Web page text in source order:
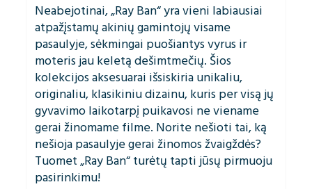
Neabejotinai, „Ray Ban“ yra vieni labiausiai
atpažįstamų akinių gamintojų visame
pasaulyje, sėkmingai puošiantys vyrus ir
moteris jau keletą dešimtmečių. Šios
kolekcijos aksesuarai išsiskiria unikaliu,
originaliu, klasikiniu dizainu, kuris per visą jų
gyvavimo laikotarpį puikavosi ne viename
gerai žinomame filme. Norite nešioti tai, ką
nešioja pasaulyje gerai žinomos žvaigždės?
Tuomet „Ray Ban“ turėtų tapti jūsų pirmuoju
pasirinkimu!